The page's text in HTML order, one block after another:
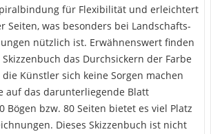
für Flexibilität und erleichtert
Seiten, was besonders bei Landschafts-
nützlich ist. Erwähnenswert finden
das Durchsickern der Farbe
Künstler sich keine Sorgen machen
auf das darunterliegende Blatt
bzw. 80 Seiten bietet es viel Platz
Dieses Skizzenbuch ist nicht